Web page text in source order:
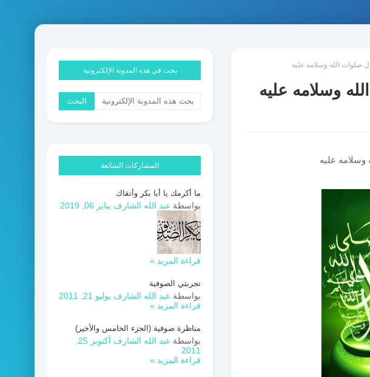
صلوات الله وسلامه عليه
وسلامه عليه
عليه
بحث في هذه المدونة الإلكترونية
المشاركات الشائعة
ما أكرمك يا أبا بكر وأتقاك
بواسطة عبد الله الشارف يناير 06, 2019
قراءة المزيد »
تجربتي الصوفية
بواسطة عبد الله الشارف يوليو 21, 2011
قراءة المزيد »
مناظرة صوفية (الجزء الخامس والأخير)
بواسطة عبد الله الشارف
2011
قراءة المزيد »